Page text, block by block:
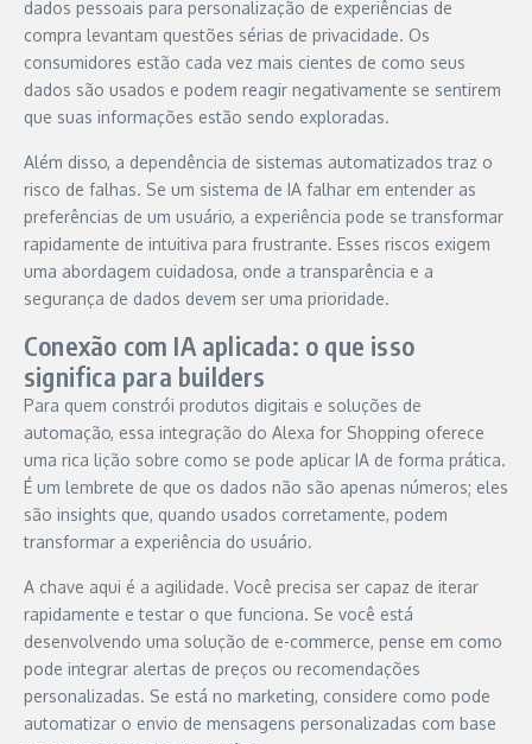
dados pessoais para personalização de experiências de
compra levantam questões sérias de privacidade. Os
consumidores estão cada vez mais cientes de como seus
dados são usados e podem reagir negativamente se sentirem
que suas informações estão sendo exploradas.
Além disso, a dependência de sistemas automatizados traz o
risco de falhas. Se um sistema de IA falhar em entender as
preferências de um usuário, a experiência pode se transformar
rapidamente de intuitiva para frustrante. Esses riscos exigem
uma abordagem cuidadosa, onde a transparência e a
segurança de dados devem ser uma prioridade.
Conexão com IA aplicada: o que isso
significa para builders
Para quem constrói produtos digitais e soluções de
automação, essa integração do Alexa for Shopping oferece
uma rica lição sobre como se pode aplicar IA de forma prática.
É um lembrete de que os dados não são apenas números; eles
são insights que, quando usados corretamente, podem
transformar a experiência do usuário.
A chave aqui é a agilidade. Você precisa ser capaz de iterar
rapidamente e testar o que funciona. Se você está
desenvolvendo uma solução de e-commerce, pense em como
pode integrar alertas de preços ou recomendações
personalizadas. Se está no marketing, considere como pode
automatizar o envio de mensagens personalizadas com base